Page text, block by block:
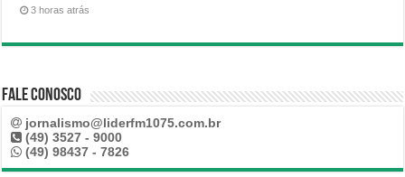
3 horas atrás
Fale Conosco
jornalismo@liderfm1075.com.br
(49) 3527 - 9000
(49) 98437 - 7826